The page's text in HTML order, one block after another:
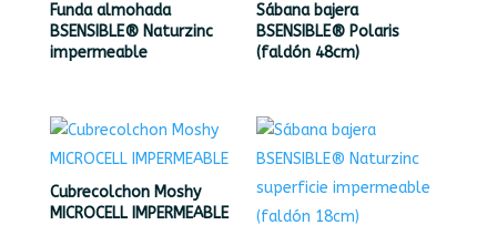
Funda almohada
BSENSIBLE® Naturzinc
impermeable
Sábana bajera
BSENSIBLE® Polaris
(faldón 48cm)
Cubrecolchon Moshy
MICROCELL IMPERMEABLE